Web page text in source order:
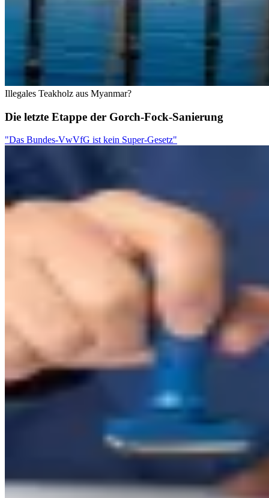
Illegales Teakholz aus Myanmar?
Die letzte Etappe der Gorch-Fock-Sanierung
"Das Bundes-VwVfG ist kein Super-Gesetz"